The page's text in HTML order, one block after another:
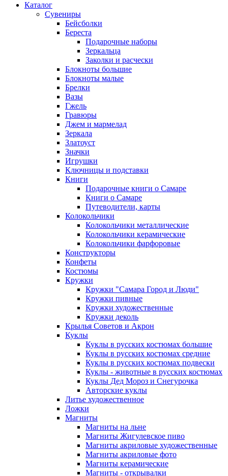
Каталог
Сувениры
Бейсболки
Береста
Подарочные наборы
Зеркальца
Заколки и расчески
Блокноты большие
Блокноты малые
Брелки
Вазы
Гжель
Гравюры
Джем и мармелад
Зеркала
Златоуст
Значки
Игрушки
Ключницы и подставки
Книги
Подарочные книги о Самаре
Книги о Самаре
Путеводители, карты
Колокольчики
Колокольчики металлические
Колокольчики керамические
Колокольчики фарфоровые
Конструкторы
Конфеты
Костюмы
Кружки
Кружки "Самара Город и Люди"
Кружки пивные
Кружки художественные
Кружки деколь
Крылья Советов и Акрон
Куклы
Куклы в русских костюмах большие
Куклы в русских костюмах средние
Куклы в русских костюмах подвески
Куклы - животные в русских костюмах
Куклы Дед Мороз и Снегурочка
Авторские куклы
Литье художественное
Ложки
Магниты
Магниты на льне
Магниты Жигулевское пиво
Магниты акриловые художественные
Магниты акриловые фото
Магниты керамические
Магниты - открывалки